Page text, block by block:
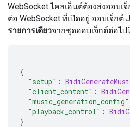
WebSocket ไคลเอ็นต์ต้องส่งออบเ
ต่อ WebSocket ที่เปิดอยู่ ออบเจ็กต์
รายการเดียวจากชุดออบเจ็กต์ต่อไป
{
"setup" :
"client_content" :
"music_generation_config"
"playback_control" :
}